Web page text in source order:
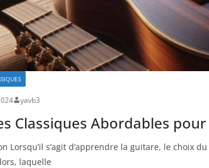
yavb3
Classiques Abordables
Lorsqu’il s’agit d’apprendre ⁢la‌ guitare, le choix
‌laquelle⁢